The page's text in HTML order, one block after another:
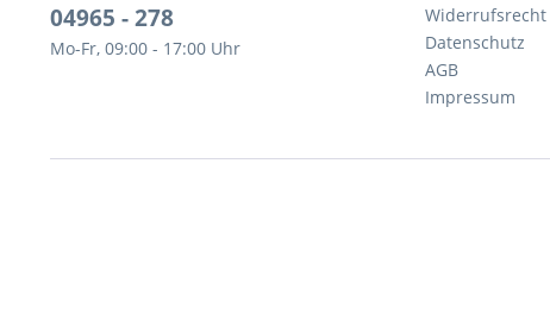
04965 - 278
Mo-Fr, 09:00 - 17:00 Uhr
Widerrufsrecht
Datenschutz
AGB
Impressum